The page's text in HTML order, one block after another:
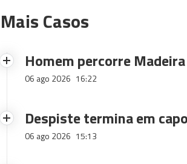
Mais Casos
Homem percorre
06 ago 2026 16:22
Despiste termina em
06 ago 2026 15:13